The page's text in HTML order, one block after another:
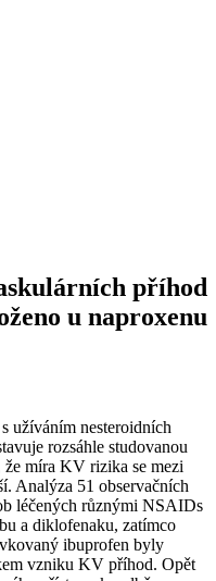
příhod
u naproxenu
užíváním nesteroidních
rozsáhle studovanou
míra KV rizika se mezi
Analýza 51 observačních
léčených různými NSAIDs
a diklofenaku, zatímco
ibuprofen byly
vzniku KV příhod. Opět